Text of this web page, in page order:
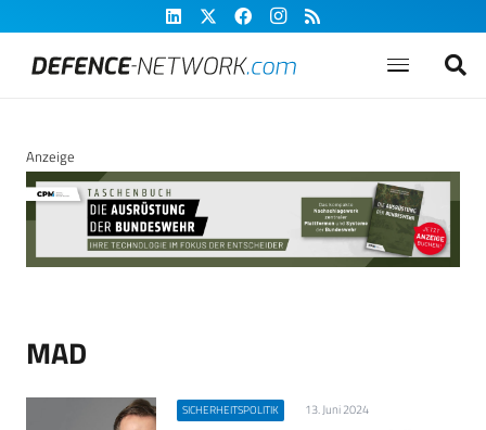
Anzeige
MAD
SICHERHEITSPOLITIK 13. Juni 2024